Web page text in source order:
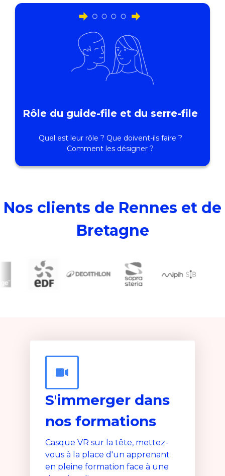
Rôle du guide-file et du serre-file
Quel est leur rôle ? Que doivent-ils faire ?
Comment les désigner ?
Nos clients de Rennes et de
Bretagne
S'immerger dans
nos formations
Casque VR sur la tête, mettez-
vous à la place d'un apprenant
en pleine formation face à une